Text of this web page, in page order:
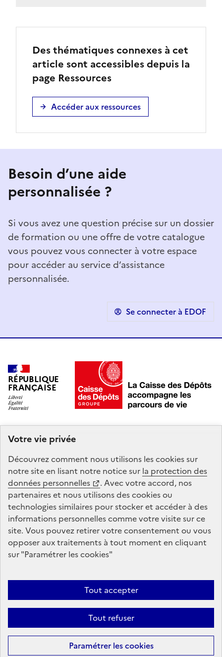
Votre vie privée
Découvrez comment nous utilisons lescookiessur
notre site en lisant notre notice sur la protection des
données personnelles
. Avec votre accord, nos
partenaires et nous utilisons descookiesou
technologies similaires pour stocker et accéder à des
informations personnelles comme votre visite sur ce
site. Vous pouvez retirer votre consentement ou vous
opposer aux traitements à tout moment en cliquant
sur "Paramétrer lescookies"
Tout accepter
Tout refuser
Paramétrer lescookies
Des thématiques connexes à cet
article sont accessibles depuis la
page Ressources
Accéder aux ressources
Besoin d’une aide
personnalisée ?
Si vous avez une question précise sur un dossier
de formation ou une offre de votre catalogue
vous pouvez vous connecter à votre espace
pour accéder au service d’assistance
personnalisée.
Se connecter à EDOF
RÉPUBLIQUE
FRANÇAISE
Mon Compte Formation est un service mandaté par
Dépôts gère le site Compte personnel de formation :
conception, animation, maintenance, traitements
informatiques et assistance technique.
legifrance.gouv.fr
gouvernement.fr
service-public.fr
data.gouv.fr
Plan du site Conditions Générales d’Utilisation
Mentions légales
Protection des données personnelles et cookies
Accessibilité : non
Gestion des cookies
Sauf mention contraire, tous les contenus de ce site sont sous